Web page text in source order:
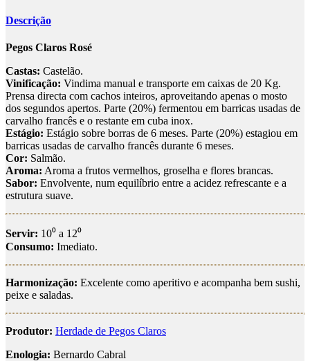
Descrição
Pegos Claros Rosé
Castas: Castelão.
Vinificação: Vindima manual e transporte em caixas de 20 Kg.
Prensa directa com cachos inteiros, aproveitando apenas o mosto
dos segundos apertos. Parte (20%) fermentou em barricas usadas de
carvalho francês e o restante em cuba inox.
Estágio: Estágio sobre borras de 6 meses. Parte (20%) estagiou em
barricas usadas de carvalho francês durante 6 meses.
Cor: Salmão.
Aroma: Aroma a frutos vermelhos, groselha e flores brancas.
Sabor: Envolvente, num equilíbrio entre a acidez refrescante e a
estrutura suave.
Servir: 10⁰ a 12⁰
Consumo: Imediato.
Harmonização: Excelente como aperitivo e acompanha bem sushi,
peixe e saladas.
Produtor: Herdade de Pegos Claros
Enologia: Bernardo Cabral